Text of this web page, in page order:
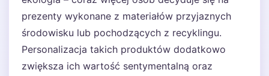
prezenty wykonane z materiałów przyjaznych
środowisku lub pochodzących z recyklingu.
Personalizacja takich produktów dodatkowo
zwiększa ich wartość sentymentalną oraz